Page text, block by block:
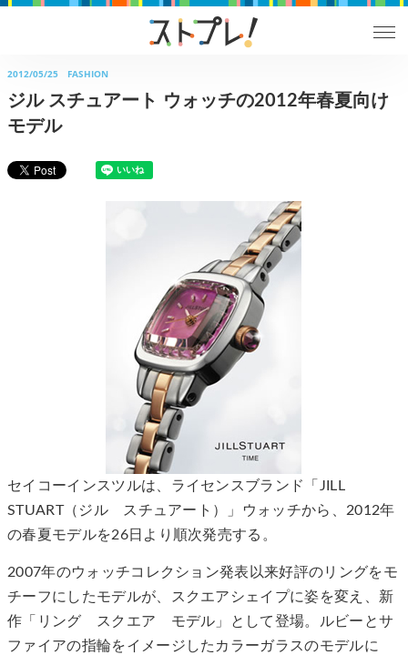
2012/05/25 FASHION
ジル スチュアート ウォッチの2012年春夏向け
モデル
セイコーインスツルは、ライセンスブランド「JILL
STUART（ジル スチュアート）」ウォッチから、2012年
の春夏モデルを26日より順次発売する。
2007年のウォッチコレクション発表以来好評のリングをモ
チーフにしたモデルが、スクエアシェイプに姿を変え、新
作「リング スクエア モデル」として登場。ルビーとサ
ファイアの指輪をイメージしたカラーガラスのモデルに